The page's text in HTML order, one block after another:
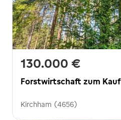
130.000 €
Forstwirtschaft zum Kauf
Kirchham (4656)